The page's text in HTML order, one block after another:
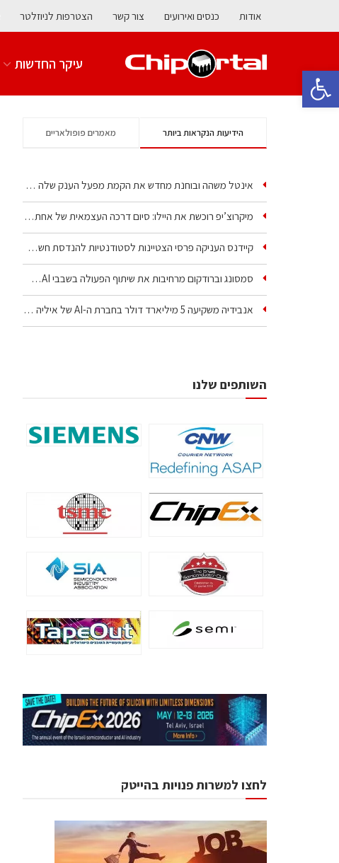
פתח סרגל נגישות
אודות כנסים ואירועים צור קשר הצטרפות לניוזלטר
עיקר החדשות
הידיעות הנקראות ביותר מאמרים פופולאריים
אינטל משהה ובוחנת מחדש את הקמת מפעל הענק שלה בקריית גת
מיקרוצ’יפ רוכשת את היילו: סיום דרכה העצמאית של אחת…
קיידנס העניקה פרסי הצטיינות לסטודנטיות להנדסת חשמל ופיזיקה
סמסונג וברודקום מרחיבות את שיתוף הפעולה בשבבי AI…
אנבידיה משקיעה 5 מיליארד דולר בחברת ה-AI של איליה סוצקבר
השותפים שלנו
לחצו למשרות פנויות בהייטק